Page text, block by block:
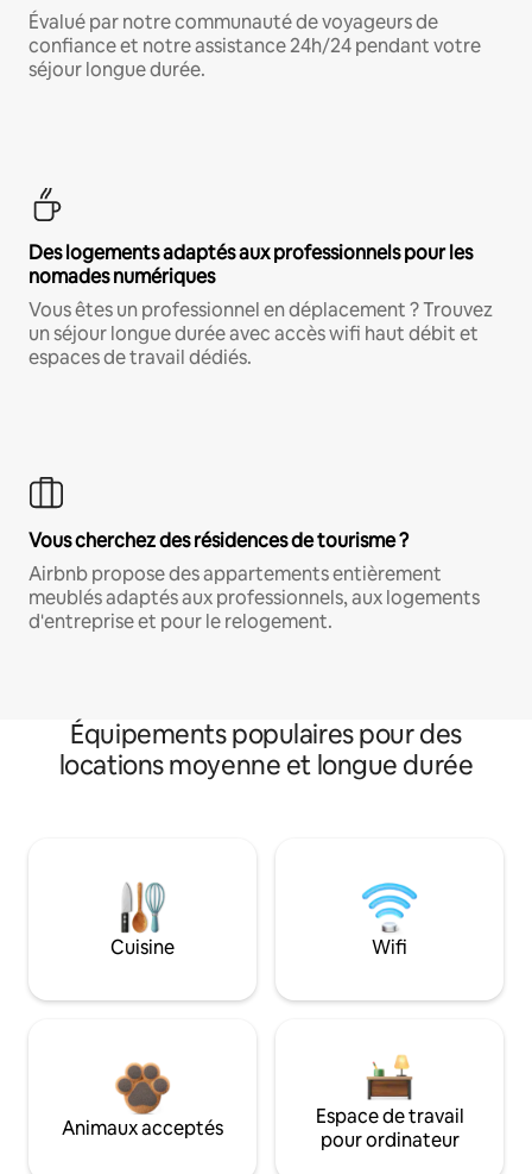
Évalué par notre communauté de voyageurs de
confiance et notre assistance 24h/24 pendant votre
séjour longue durée.
Des logements adaptés aux professionnels pour les
nomades numériques
Vous êtes un professionnel en déplacement ? Trouvez
un séjour longue durée avec accès wifi haut débit et
espaces de travail dédiés.
Vous cherchez des résidences de tourisme ?
Airbnb propose des appartements entièrement
meublés adaptés aux professionnels, aux logements
d'entreprise et pour le relogement.
Équipements populaires pour des
locations moyenne et longue durée
Cuisine Wifi
Animaux acceptés
Espace de travail
pour ordinateur